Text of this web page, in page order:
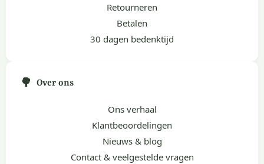
Retourneren
Betalen
30 dagen bedenktijd
🌳 Over ons
Ons verhaal
Klantbeoordelingen
Nieuws & blog
Contact & veelgestelde vragen